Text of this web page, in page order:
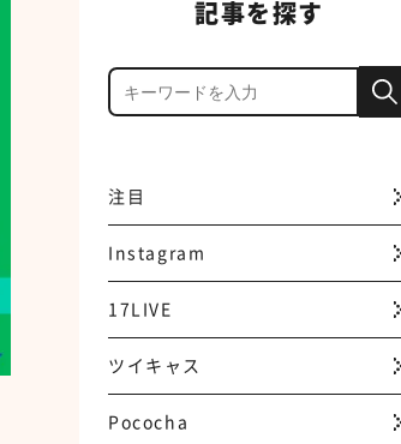
記事を探す
注目
Instagram
17LIVE
ツイキャス
Pococha